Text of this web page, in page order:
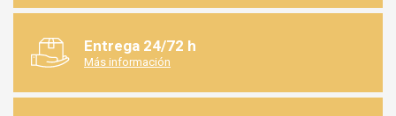
Entrega 24/72 h
Más información